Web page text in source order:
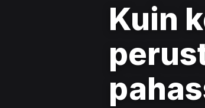
Kuin